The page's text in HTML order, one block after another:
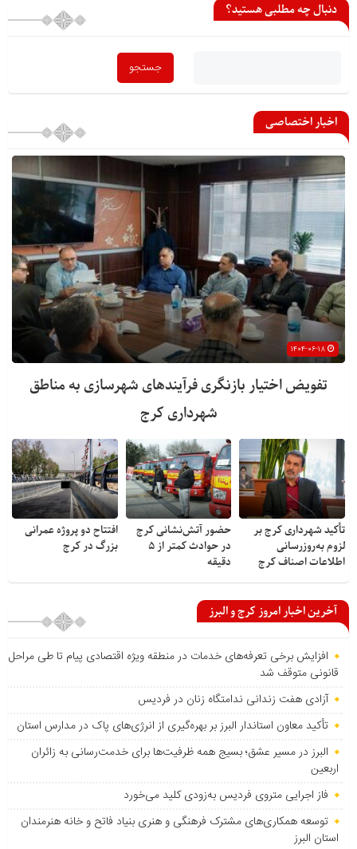
دنبال چه مطلبی هستید؟
اخبار اختصاصی
تفویض اختیار بازنگری فرآیندهای شهرسازی به مناطق
شهرداری کرج
تأکید شهرداری کرج بر
لزوم به‌روزرسانی
اطلاعات اصناف کرج
حضور آتش‌نشانی کرج
در حوادث کمتر از ۵
دقیقه
افتتاح دو پروژه عمرانی
بزرگ در کرج
آخرین اخبار امروز کرج و البرز
افزایش برخی تعرفه‌های خدمات در منطقه ویژه اقتصادی پیام تا طی مراحل
قانونی متوقف شد
آزادی هفت زندانی ندامتگاه زنان در فردیس
تأکید معاون استاندار البرز بر بهره‌گیری از انرژی‌های پاک در مدارس استان
البرز در مسیر عشق؛ بسیج همه ظرفیت‌ها برای خدمت‌رسانی به زائران
اربعین
فاز اجرایی متروی فردیس به‌زودی کلید می‌خورد
توسعه همکاری‌های مشترک فرهنگی و هنری بنیاد فاتح و خانه هنرمندان
استان البرز